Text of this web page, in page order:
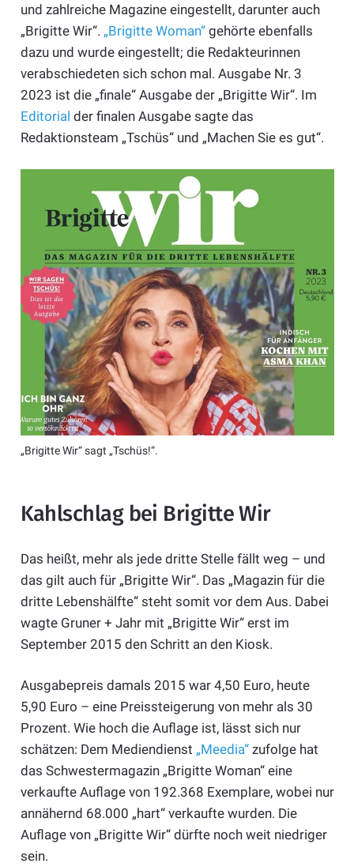
und zahlreiche Magazine eingestellt, darunter auch
„Brigitte Wir“. „Brigitte Woman“gehörte ebenfalls
dazu und wurde eingestellt; die Redakteurinnen
verabschiedeten sich schon mal. Ausgabe Nr. 3
2023 ist die „finale“ Ausgabe der „Brigitte Wir“. Im
Editorial der finalen Ausgabe sagte das
Redaktionsteam „Tschüs“ und „Machen Sie es gut“.
„Brigitte Wir“ sagt „Tschüs!“.
Kahlschlag bei Brigitte Wir
Das heißt, mehr als jede dritte Stelle fällt weg – und
das gilt auch für „Brigitte Wir“. Das „Magazin für die
dritte Lebenshälfte“ steht somit vor dem Aus. Dabei
wagte Gruner + Jahr mit „Brigitte Wir“ erst im
September 2015 den Schritt an den Kiosk.
Ausgabepreis damals 2015 war 4,50 Euro, heute
5,90 Euro – eine Preissteigerung von mehr als 30
Prozent. Wie hoch die Auflage ist, lässt sich nur
schätzen: Dem Mediendienst „Meedia“zufolge hat
das Schwestermagazin „Brigitte Woman“ eine
verkaufte Auflage von 192.368 Exemplare, wobei nur
annähernd 68.000 „hart“ verkaufte wurden. Die
Auflage von „Brigitte Wir“ dürfte noch weit niedriger
sein.